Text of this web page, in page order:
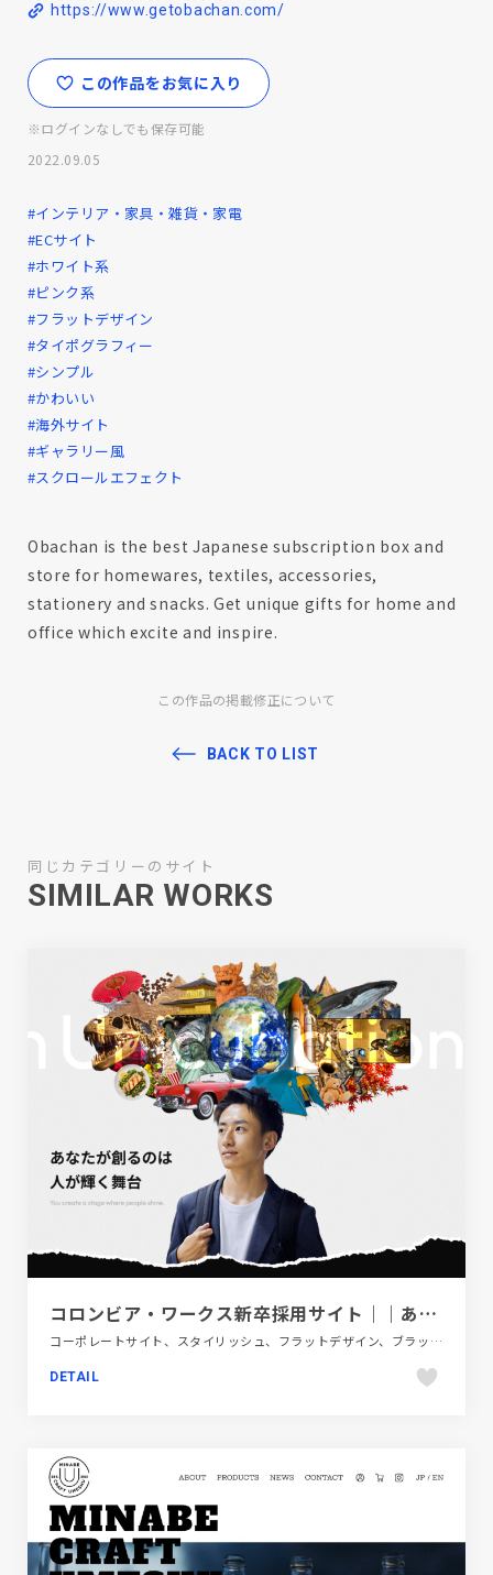
https://www.getobachan.com/
この作品をお気に入り
※ログインなしでも保存可能
2022.09.05
#インテリア・家具・雑貨・家電
#ECサイト
#ホワイト系
#ピンク系
#フラットデザイン
#タイポグラフィー
#シンプル
#かわいい
#海外サイト
#ギャラリー風
#スクロールエフェクト
Obachan is the best Japanese subscription box and
store for homewares, textiles, accessories,
stationery and snacks. Get unique gifts for home and
office which excite and inspire.
この作品の掲載修正について
BACK TO LIST
同じカテゴリーのサイト
SIMILAR WORKS
コロンビア・ワークス新卒採用サイト｜｜あなたが創るのは人が輝く舞台
コーポレートサイト、スタイリッシュ、フラットデザイン、ブラック系 、建設・住宅・不動産
DETAIL